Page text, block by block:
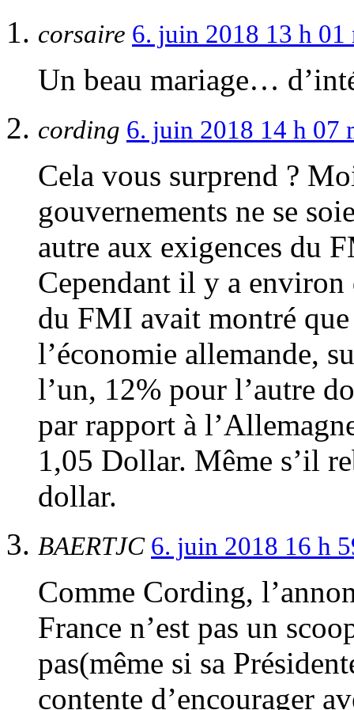
corsaire 6. juin 2018 13 h
Un beau mariage…
cording 6. juin 2018 14 h 07
Cela vous surprend ?
gouvernements ne se
autre aux exigences du
Cependant il y a environ
du FMI avait montré
l’économie allemande,
l’un, 12% pour l’autre
par rapport à
1,05 Dollar. Même s’il
dollar.
BAERTJC 6. juin 2018 16 h
Comme Cording,
France n’est pas un
pas(même si sa
contente d’encourager